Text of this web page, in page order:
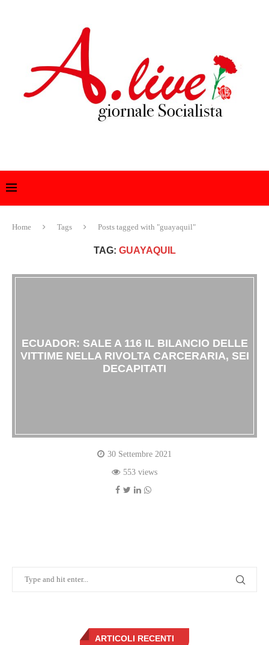
Home Tags Posts tagged with "guayaquil"
TAG: GUAYAQUIL
ECUADOR: SALE A 116 IL BILANCIO DELLE
VITTIME NELLA RIVOLTA CARCERARIA, SEI
DECAPITATI
30 Settembre 2021
553 views
ARTICOLI RECENTI